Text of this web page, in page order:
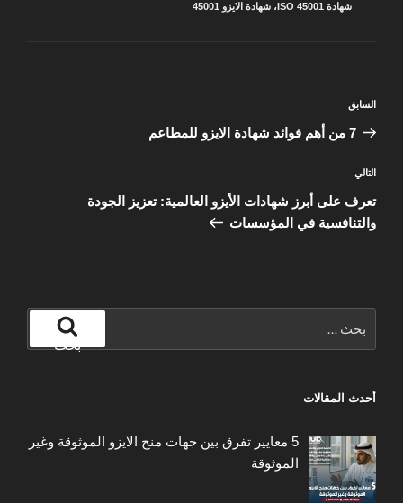
شهادة ISO 45001
،شهادة الايزو 45001
المقالات
المقالة
السابقة
السابق
7 من أهم فوائد شهادة الايزو للمطاعم
المقالة
التالية
التالي
تعرف على أبرز شهادات الأيزو العالمية: تعزيز الجودة
والتنافسية في المؤسسات
عن:
بحث
أحدث المقالات
5 معايير تفرق بين جهات منح الايزو الموثوقة وغير
الموثوقة